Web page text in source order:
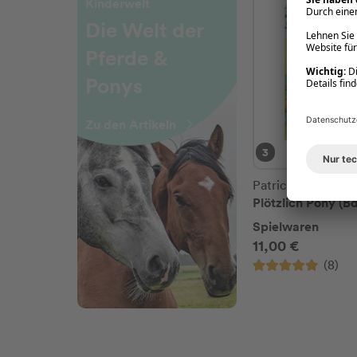
3
Patricia Schröder
Plötzlich Pony
Spielwaren
11,00 €
(8)